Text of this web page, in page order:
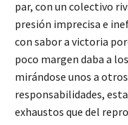
par, con un colectivo
presión imprecisa e
con sabor a victoria
poco margen daba a
mirándose unos a
responsabilidades,
exhaustos que del